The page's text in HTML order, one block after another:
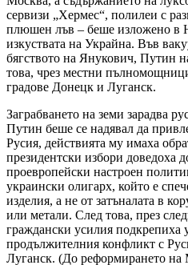
сервизи „Хермес“, полилеи с
плюшен лъв – беше изложено в
изкуствата на Украйна. Във
бягството на Янукович, Путин
това, чрез местни
градове Донецк и Луганск.
Заграбването на земи зарадва
Путин беше се надявал да
Русия, действията му имаха
президентски избори доведоха
проевропейски настроен
украински олигарх, който е
изделия, а не от затъналата в
или метали. След това, през
граждански усилия подкрепиха
продължителния конфликт с
Луганск. (До реформирането на